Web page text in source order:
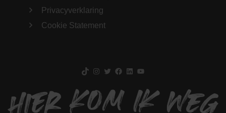
Privacyverklaring
Cookie Statement